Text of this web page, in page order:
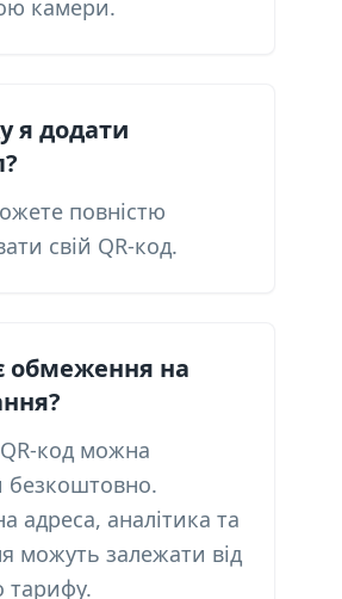
камери.
я додати
повністю
свій QR-код.
обмеження на
код можна
безкоштовно.
адреса, аналітика та
можуть залежати від
тарифу.